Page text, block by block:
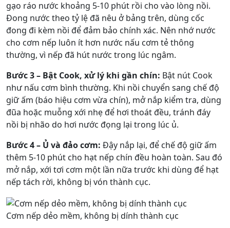
gạo ráo nước khoảng 5-10 phút rồi cho vào lòng nồi.
Đong nước theo tỷ lệ đã nêu ở bảng trên, dùng cốc
đong đi kèm nồi để đảm bảo chính xác. Nên nhớ nước
cho cơm nếp luôn ít hơn nước nấu cơm tẻ thông
thường, vì nếp đã hút nước trong lúc ngâm.
Bước 3 – Bật Cook, xử lý khi gần chín: Bật nút Cook
như nấu cơm bình thường. Khi nồi chuyển sang chế độ
giữ ấm (báo hiệu cơm vừa chín), mở nắp kiểm tra, dùng
đũa hoặc muỗng xới nhẹ để hơi thoát đều, tránh đáy
nồi bị nhão do hơi nước đọng lại trong lúc ủ.
Bước 4 – Ủ và đảo cơm: Đậy nắp lại, để chế độ giữ ấm
thêm 5-10 phút cho hạt nếp chín đều hoàn toàn. Sau đó
mở nắp, xới tơi cơm một lần nữa trước khi dùng để hạt
nếp tách rời, không bị vón thành cục.
Cơm nếp dẻo mềm, không bị dính thành cục